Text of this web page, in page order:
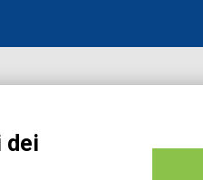
e Formazione
dei